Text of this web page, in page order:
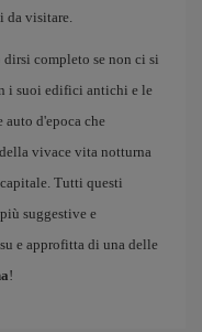
da visitare.
completo se non ci si
i suoi edifici antichi e le
auto d'epoca che
vivace vita notturna
Tutti questi
suggestive e
e approfitta di una delle
!